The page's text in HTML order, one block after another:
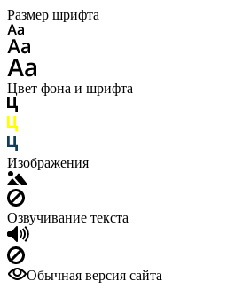
Размер шрифта
Цвет фона и шрифта
Изображения
Озвучивание текста
Обычная версия сайта